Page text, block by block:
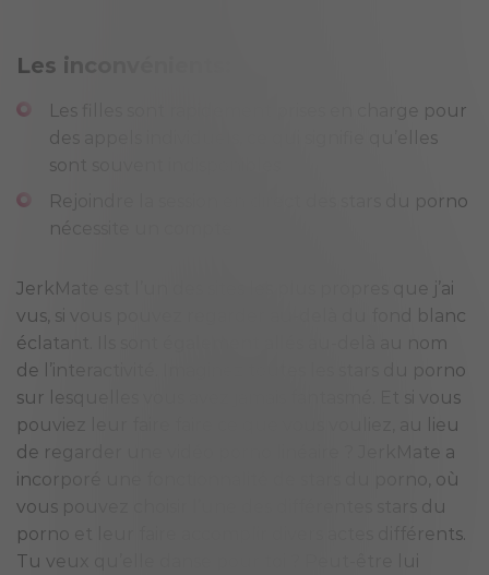
Les inconvénients:
Les filles sont rapidement prises en charge pour
des appels individuels, ce qui signifie qu’elles
sont souvent indisponibles
Rejoindre la session en direct des stars du porno
nécessite un compte
JerkMate est l’un des sites les plus propres que j’ai
vus, si vous pouvez regarder au-delà du fond blanc
éclatant. Ils sont également allés au-delà au nom
de l’interactivité. Imaginez toutes les stars du porno
sur lesquelles vous avez jamais fantasmé. Et si vous
pouviez leur faire faire ce que vous vouliez, au lieu
de regarder une vidéo porno linéaire ? JerkMate a
incorporé une fonctionnalité de stars du porno, où
vous pouvez choisir l’une des différentes stars du
porno et leur faire accomplir divers actes différents.
Tu veux qu’elle danse pour toi ? Peut-être lui